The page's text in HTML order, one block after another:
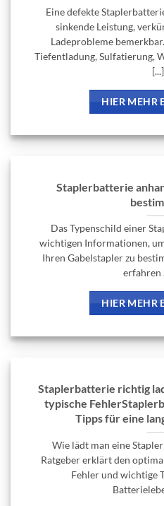
Eine defekte
sinkende Leistung,
Ladeprobleme
Tiefentladung, Sulfatierung,
[...]
HIER MEHR
Staplerbatterie
Das Typenschild einer
wichtigen Informationen,
Ihren Gabelstapler zu
erfahren
HIER MEHR
Staplerbatterie richtig
typische
Tipps für eine
Wie lädt man eine
Ratgeber erklärt den
Fehler und wichtige